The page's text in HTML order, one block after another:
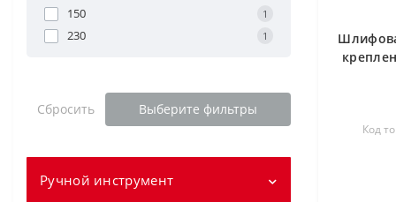
150 1
230 1
Сбросить Выберите фильтры
Ручной инструмент
Код